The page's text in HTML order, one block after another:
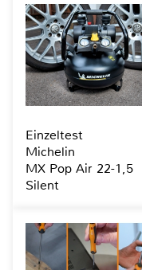
Einzeltest
Michelin
MX Pop Air 22-1,5
Silent